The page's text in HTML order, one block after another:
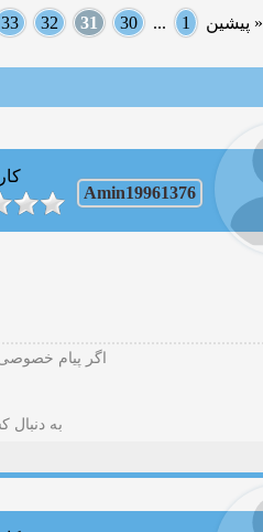
« پیشین 1
...
30
31
32
33
Amin19961376
اگر پیام خصوصی
به